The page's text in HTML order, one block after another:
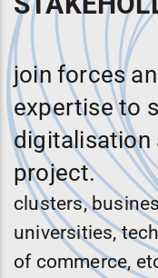
join forces
expertise to
digitalisation
project.
clusters,
universities,
of commerce,